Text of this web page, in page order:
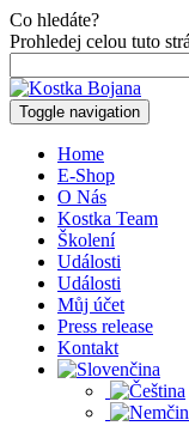
Co hledáte?
Prohledej celou tuto
Toggle navigation
Home
E-Shop
O Nás
Kostka Team
Školení
Události
Události
Můj účet
Press release
Kontakt